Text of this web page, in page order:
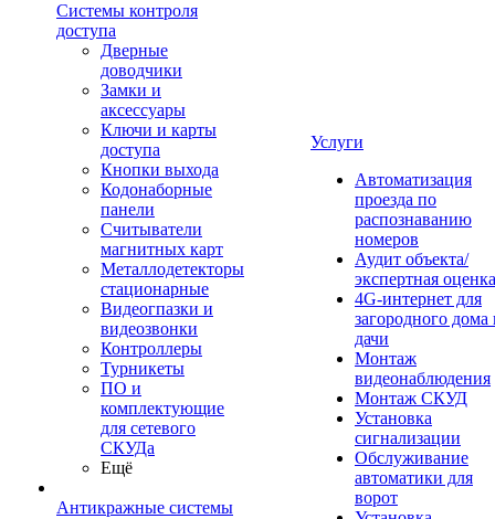
Системы контроля
доступа
Дверные
доводчики
Замки и
аксессуары
Ключи и карты
доступа
Кнопки выхода
Кодонаборные
панели
Считыватели
магнитных карт
Металлодетекторы
стационарные
Видеогпазки и
видеозвонки
Контроллеры
Турникеты
ПО и
комплектующие
для сетевого
СКУДа
Ещё
Антикражные системы
Услуги
Автоматизация
проезда по
распознаванию
номеров
Аудит объекта/
экспертная оценка
4G-интернет для
загородного дома
дачи
Монтаж
видеонаблюдения
Монтаж СКУД
Установка
сигнализации
Обслуживание
автоматики для
ворот